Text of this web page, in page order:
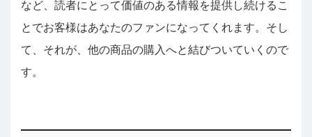
など、読者にとって価値のある情報を提供し続けるこ
とでお客様はあなたのファンになってくれます。そし
て、それが、他の商品の購入へと結びついていくので
す。